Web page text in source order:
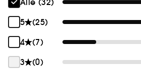
Finish, während das getönte
Handumdrehen die
Sonnenschutz von Lancaster
praktisches Format für
Alle (32)
5
(25)
4
(7)
3
(0)